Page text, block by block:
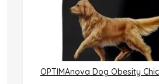
OPTIMAnova Dog Obesity